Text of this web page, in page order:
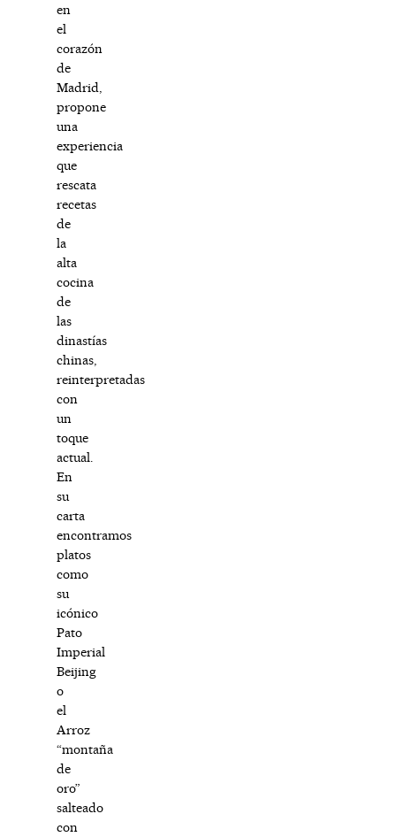
en
el
corazón
de
Madrid,
propone
una
experiencia
que
rescata
recetas
de
la
alta
cocina
de
las
dinastías
chinas,
reinterpretadas
con
un
toque
actual.
En
su
carta
encontramos
platos
como
su
icónico
Pato
Imperial
Beijing
o
el
Arroz
“montaña
de
oro”
salteado
con